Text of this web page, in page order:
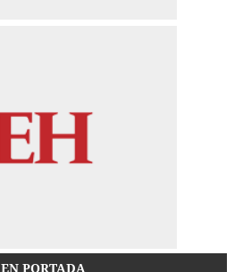
EN PORTADA